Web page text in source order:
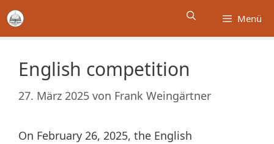
Zum
Inhalt
springen
Menü
English competition
27. März 2025 von Frank Weingärtner
On February 26, 2025, the English